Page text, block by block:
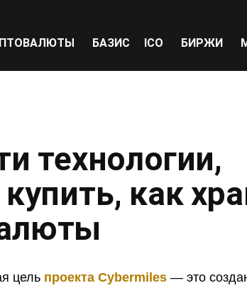
БАЗИС ICO БИРЖИ
технологии,
как
цель проекта Cybermiles — это